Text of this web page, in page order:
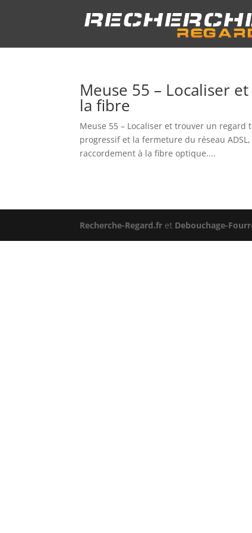
Meuse 55 – Localiser
la fibre
Meuse 55 – Localiser et trouver un regard
progressif et la fermeture du réseau
raccordement à la fibre optique....
Recherche-Regard.fr et Debouchage-